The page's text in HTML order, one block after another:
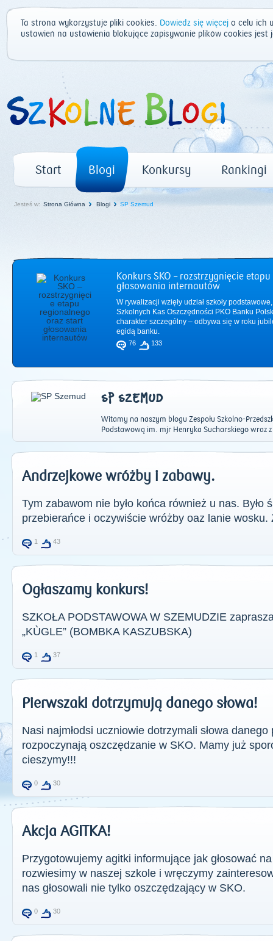
Ta strona wykorzystuje pliki cookies. Dowiedz się więcej o celu ich
ustawień na ustawienia blokujące zapisywanie plików cookies
Start Blogi Konkursy Rankingi
Jesteś w: Strona Główna Blogi SP Szemud
Konkurs SKO – rozstrzygnięcie
głosowania internautów
W rywalizacji wzięły udział szkoły
Szkolnych Kas Oszczędności PKO Banku
charakter szczególny – odbywa się w roku
egidą banku.
76 133
SP SZEMUD
Witamy na naszym blogu Zespołu Szkolno-
Podstawową im. mjr Henryka Sucharskiego wraz z
Andrzejkowe wróżby i zabawy.
Tym zabawom nie było końca również u nas. Było
przebierańce i oczywiście wróżby oaz lanie wosku.
1 43
Ogłaszamy konkurs!
SZKOŁA PODSTAWOWA W SZEMUDZIE
„KÙGLE” (BOMBKA KASZUBSKA)
1 37
Pierwszaki dotrzymują danego słowa!
Nasi najmłodsi uczniowie dotrzymali słowa
rozpoczynają oszczędzanie w SKO. Mamy już
cieszymy!!!
0 30
Akcja AGITKA!
Przygotowujemy agitki informujące jak głosować
rozwiesimy w naszej szkole i wręczymy
nas głosowali nie tylko oszczędzający w SKO.
0 30